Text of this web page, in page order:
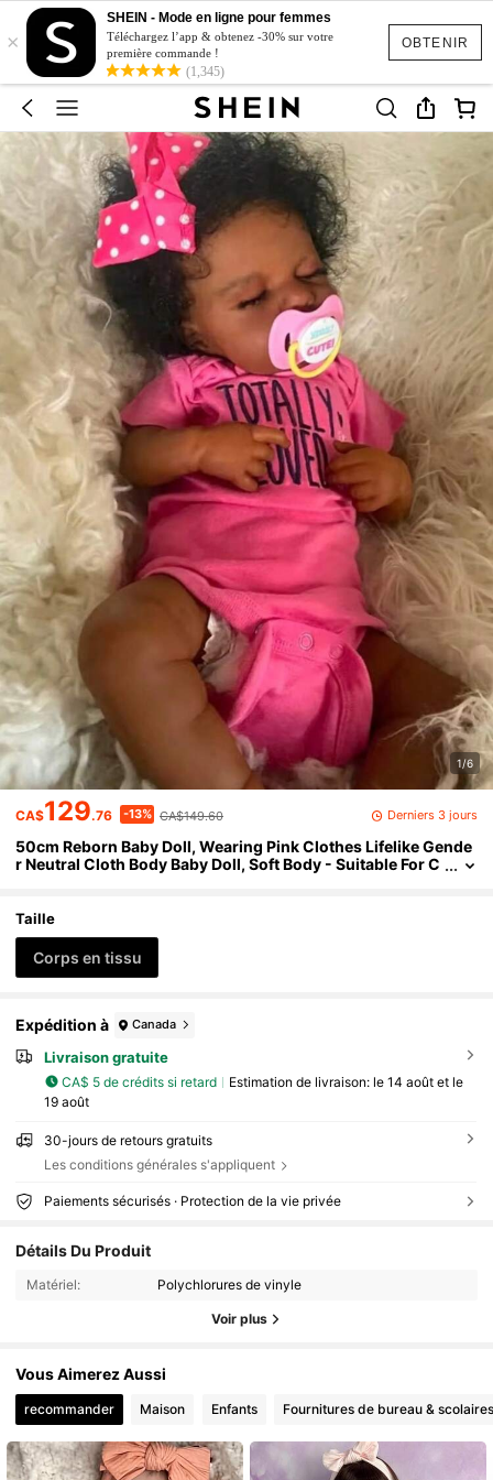
OBTENIR
×
SHEIN - Mode en ligne pour femmes
Téléchargez l’app & obtenez -30% sur votre
première commande !
(1,345)
1/6
CA$129.76 -13% CA$149.60 Derniers 3 jours
50cm Reborn Baby Doll, Wearing Pink Clothes Lifelike Gende
r Neutral Cloth Body Baby Doll, Soft Body - Suitable For C
Taille
Corps en tissu
Expédition à Canada
Livraison gratuite
CA$ 5 de crédits si retard Estimation de livraison: le 14 août et le
19 août
30-jours de retours gratuits
Les conditions générales s'appliquent
Paiements sécurisés · Protection de la vie privée
Détails Du Produit
Matériel: Polychlorures de vinyle
Voir plus
Vous Aimerez Aussi
recommander Maison Enfants Fournitures de bureau & scolaires